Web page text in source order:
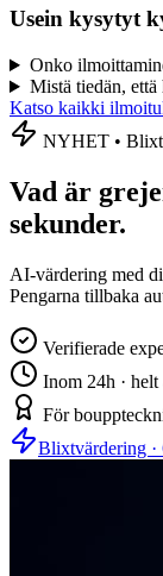
Usein kysytyt
Onko
Mistä tiedän,
Katso kaikki
NYHET •
Vad är
sekunder.
AI-värdering med
Pengarna tillbaka
Verifierade
Inom 24h ·
För
Blixtvärdering ·